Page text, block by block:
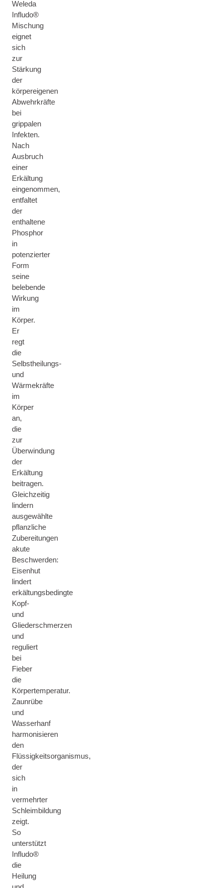
Weleda
Infludo®
Mischung
eignet
sich
zur
Stärkung
der
körpereigenen
Abwehrkräfte
bei
grippalen
Infekten.
Nach
Ausbruch
einer
Erkältung
eingenommen,
entfaltet
der
enthaltene
Phosphor
in
potenzierter
Form
seine
belebende
Wirkung
im
Körper.
Er
regt
die
Selbstheilungs-
und
Wärmekräfte
im
Körper
an,
die
zur
Überwindung
der
Erkältung
beitragen.
Gleichzeitig
lindern
ausgewählte
pflanzliche
Zubereitungen
akute
Beschwerden:
Eisenhut
lindert
erkältungsbedingte
Kopf-
und
Gliederschmerzen
und
reguliert
bei
Fieber
die
Körpertemperatur.
Zaunrübe
und
Wasserhanf
harmonisieren
den
Flüssigkeitsorganismus,
der
sich
in
vermehrter
Schleimbildung
zeigt.
So
unterstützt
Infludo®
die
Heilung